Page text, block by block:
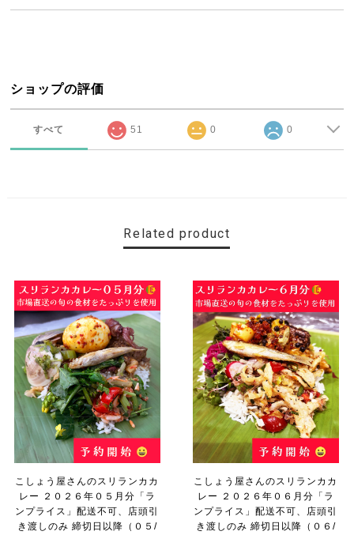
ショップの評価
すべて 51 0 0
Related product
こしょう屋さんのスリランカカ
レー ２０２６年０５月分「ラ
ンプライス」配送不可、店頭引
き渡しのみ 締切日以降（０５/
こしょう屋さんのスリランカカ
レー ２０２６年０６月分「ラ
ンプライス」配送不可、店頭引
き渡しのみ 締切日以降（０６/